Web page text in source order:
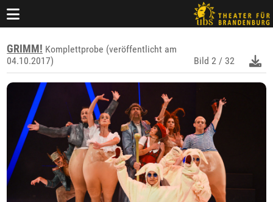
GRIMM! Komplettprobe (veröffentlicht am
04.10.2017)
Bild 2 / 32